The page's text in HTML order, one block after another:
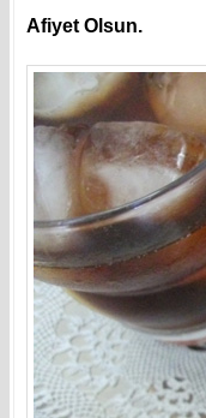
Afiyet Olsun.